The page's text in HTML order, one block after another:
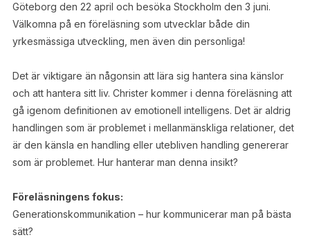
Göteborg den 22 april och besöka Stockholm den 3 juni.
Välkomna på en föreläsning som utvecklar både din
yrkesmässiga utveckling, men även din personliga!
Det är viktigare än någonsin att lära sig hantera sina känslor
och att hantera sitt liv. Christer kommer i denna föreläsning att
gå igenom definitionen av emotionell intelligens. Det är aldrig
handlingen som är problemet i mellanmänskliga relationer, det
är den känsla en handling eller utebliven handling genererar
som är problemet. Hur hanterar man denna insikt?
Föreläsningens fokus:
Generationskommunikation – hur kommunicerar man på bästa
sätt?